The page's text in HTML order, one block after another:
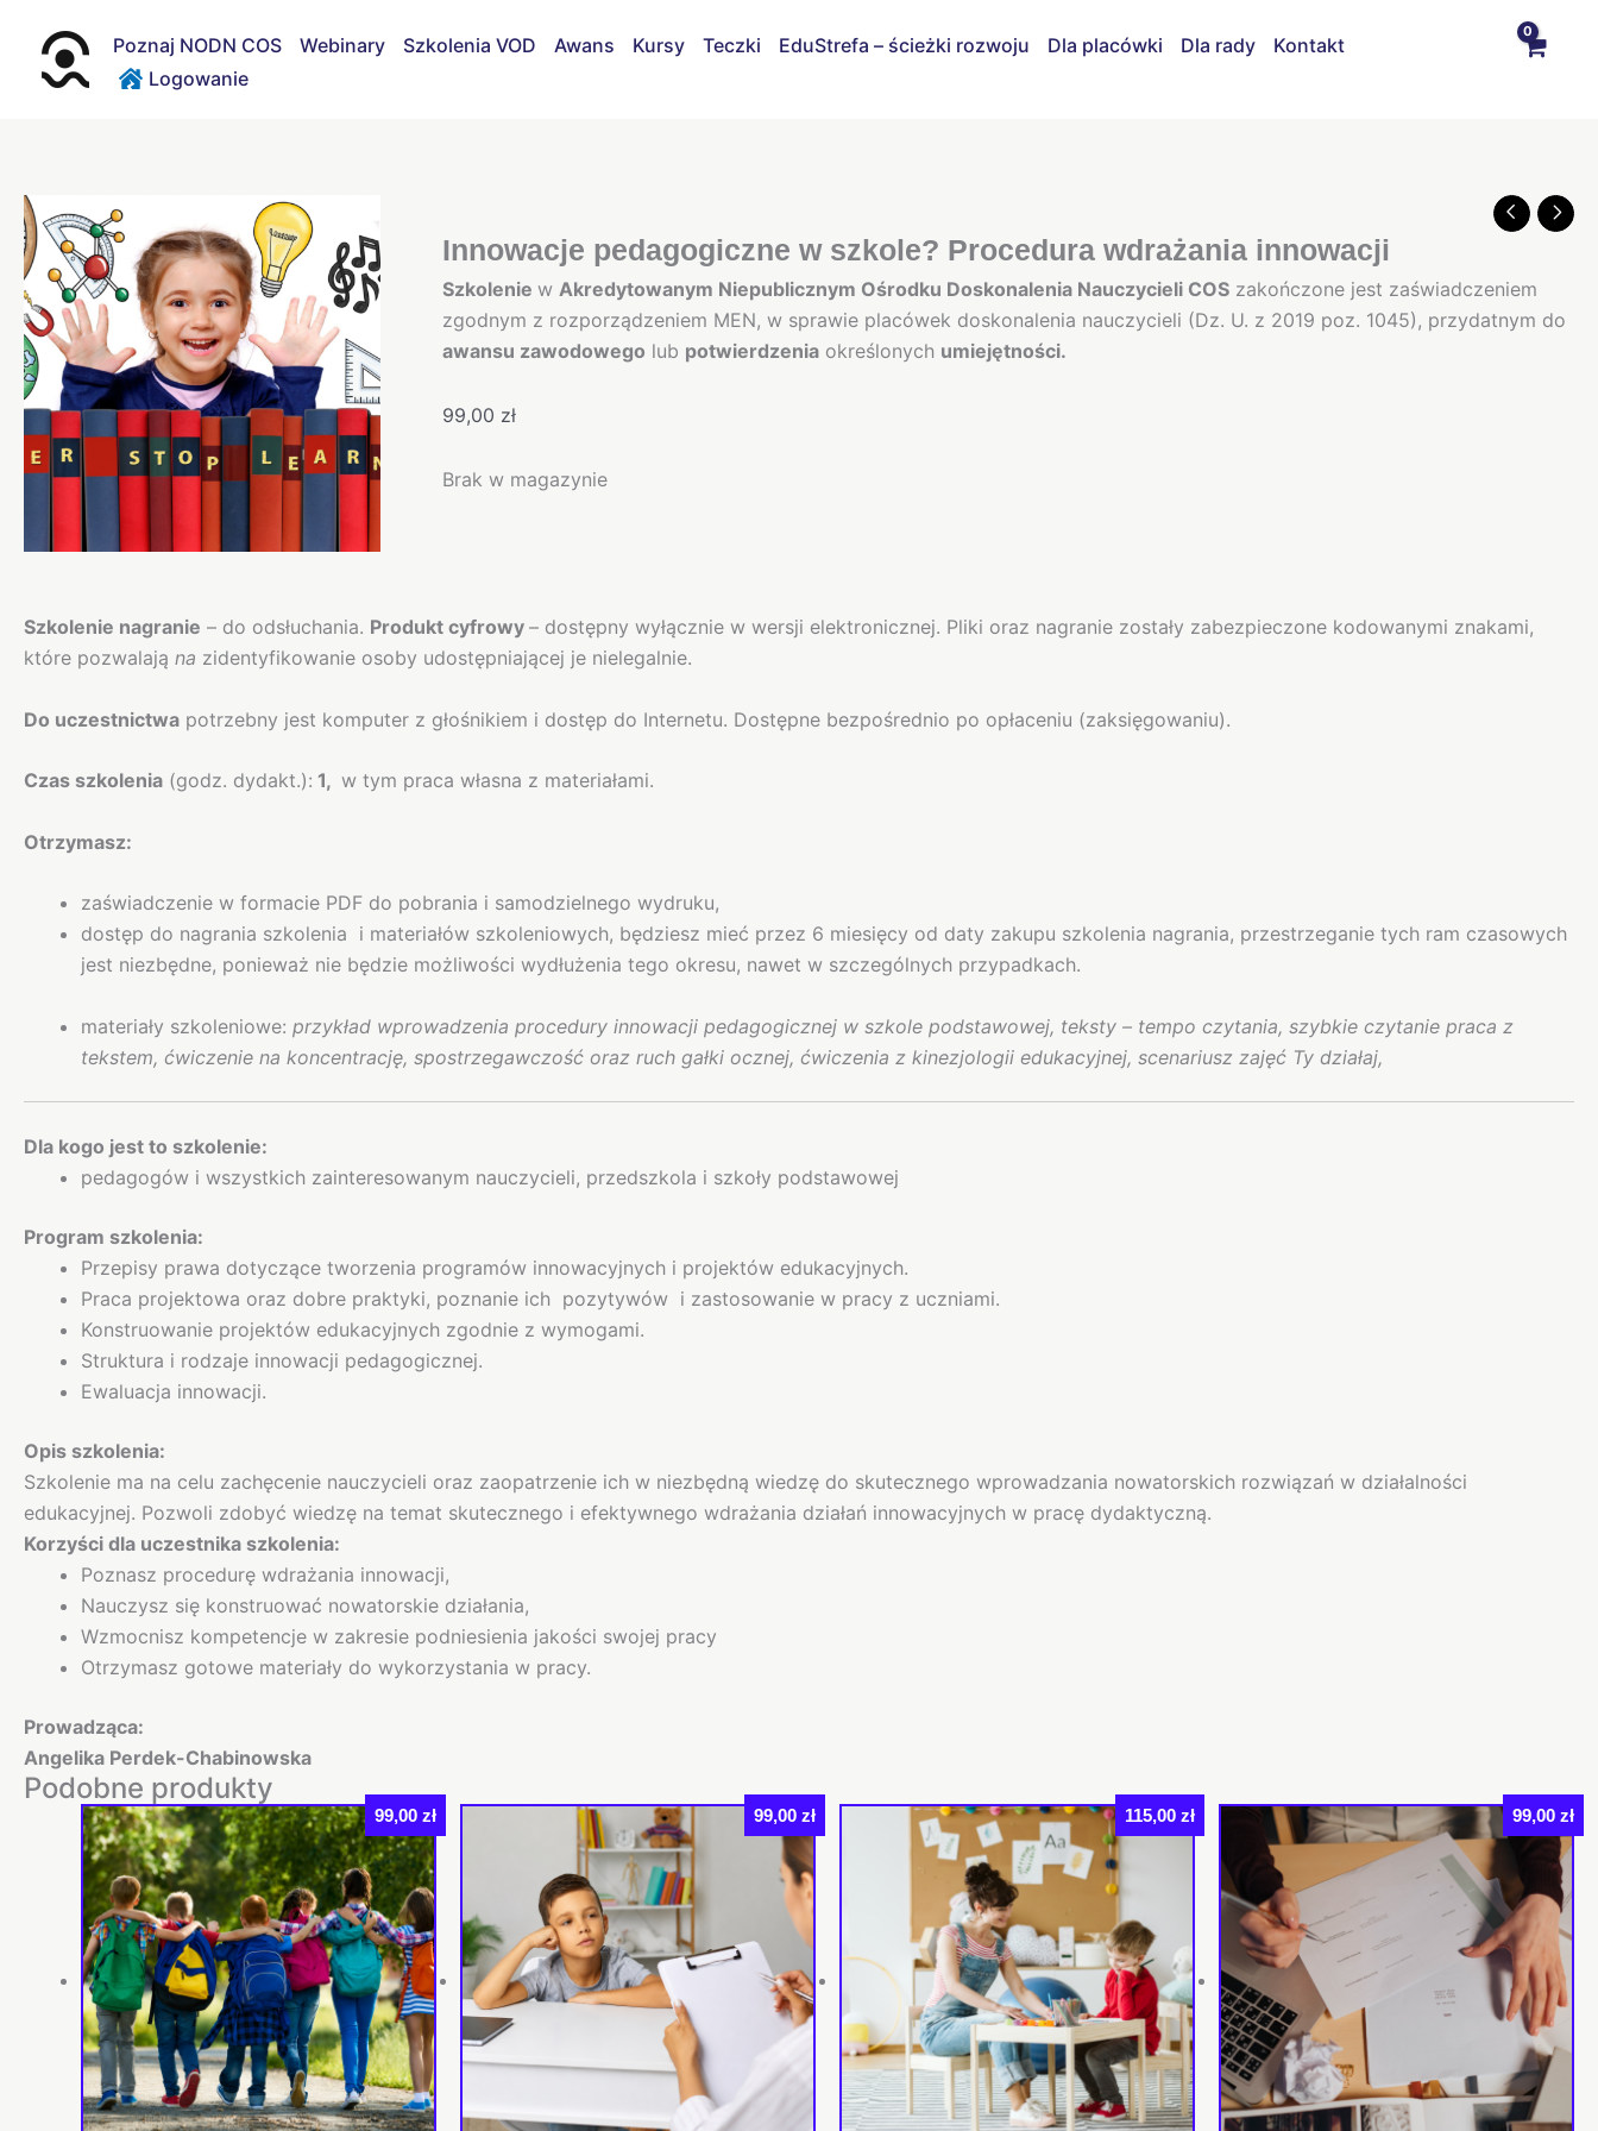
treści
Poznaj NODN COS Webinary Szkolenia VOD Awans Kursy Teczki EduStrefa – ścieżki rozwoju Dla placówki Dla rady
Kontakt
Logowanie
Innowacje pedagogiczne w szkole? Procedura wdrażania innowacji
Szkoleniew Akredytowanym Niepublicznym Ośrodku Doskonalenia Nauczycieli COS zakończone jest zaświadczeniem
zgodnym z rozporządzeniem MEN, w sprawie placówek doskonalenia nauczycieli (Dz. U. z 2019 poz. 1045), przydatnym do
awansu zawodowego lub potwierdzenia określonych umiejętności.
99,00 zł
Brak w magazynie
Szkolenie nagranie – do odsłuchania. Produkt cyfrowy – dostępny wyłącznie w wersji elektronicznej. Pliki oraz nagranie zostały zabezpieczone kodowanymi znakami,
które pozwalają na zidentyfikowanie osoby udostępniającej je nielegalnie.
Do uczestnictwa potrzebny jest komputer z głośnikiem i dostęp do Internetu. Dostępne bezpośrednio po opłaceniu (zaksięgowaniu).
Czas szkolenia (godz. dydakt.): 1, w tym praca własna z materiałami.
Otrzymasz:
zaświadczenie w formacie PDF do pobrania i samodzielnego wydruku,
dostęp do nagrania szkolenia i materiałów szkoleniowych, będziesz mieć przez 6 miesięcy od daty zakupu szkolenia nagrania, przestrzeganie tych ram czasowych
jest niezbędne, ponieważ nie będzie możliwości wydłużenia tego okresu, nawet w szczególnych przypadkach.
materiały szkoleniowe: przykład wprowadzenia procedury innowacji pedagogicznej w szkole podstawowej, teksty – tempo czytania, szybkie czytanie praca z
tekstem, ćwiczenie na koncentrację, spostrzegawczość oraz ruch gałki ocznej, ćwiczenia z kinezjologii edukacyjnej, scenariusz zajęć Ty działaj,
Dla kogo jest to szkolenie:
pedagogów i wszystkich zainteresowanym nauczycieli, przedszkola i szkoły podstawowej
Program szkolenia:
Przepisy prawa dotyczące tworzenia programów innowacyjnych i projektów edukacyjnych.
Praca projektowa oraz dobre praktyki, poznanie ich pozytywów i zastosowanie w pracy z uczniami.
Konstruowanie projektów edukacyjnych zgodnie z wymogami.
Struktura i rodzaje innowacji pedagogicznej.
Ewaluacja innowacji.
Opis szkolenia:
Szkolenie ma na celu zachęcenie nauczycieli oraz zaopatrzenie ich w niezbędną wiedzę do skutecznego wprowadzania nowatorskich rozwiązań w działalności
edukacyjnej. Pozwoli zdobyć wiedzę na temat skutecznego i efektywnego wdrażania działań innowacyjnych w pracę dydaktyczną.
Korzyści dla uczestnika szkolenia:
Poznasz procedurę wdrażania innowacji,
Nauczysz się konstruować nowatorskie działania,
Wzmocnisz kompetencje w zakresie podniesienia jakości swojej pracy
Otrzymasz gotowe materiały do wykorzystania w pracy.
Prowadząca:
Angelika Perdek-Chabinowska
Podobne produkty
99,00 zł 99,00 zł 115,00 zł 99,00 zł